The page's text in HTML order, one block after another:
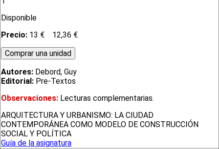
Disponible
Precio: 13 € 12,36 €
Autores: Debord, Guy
Editorial: Pre-Textos
Observaciones: Lecturas complementarias.
ARQUITECTURA Y URBANISMO: LA CIUDAD
CONTEMPORÁNEA COMO MODELO DE CONSTRUCCIÓN
SOCIAL Y POLÍTICA
Guía de la asignatura